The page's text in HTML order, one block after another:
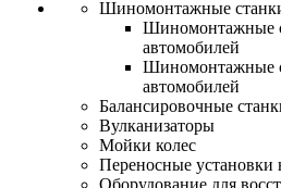
Шиномонтажные
Шиномонтажные
автомобилей
Шиномонтажные
автомобилей
Балансировочные
Вулканизаторы
Мойки колес
Переносные установки